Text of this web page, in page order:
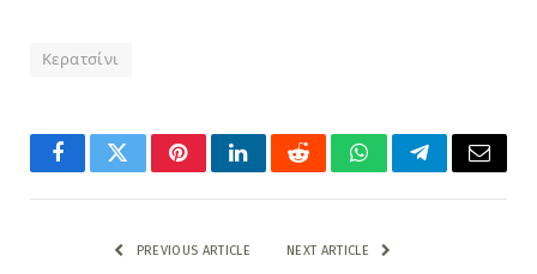
Κερατσίνι
FacebookTwitterPinterestLinkedInRedditWhatsAppTelegramEmail
PREVIOUS ARTICLE NEXT ARTICLE